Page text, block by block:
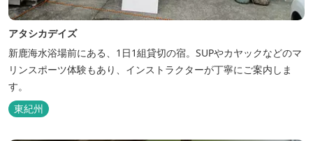
アタシカデイズ
新鹿海水浴場前にある、1日1組貸切の宿。SUPやカヤックなどのマ
リンスポーツ体験もあり、インストラクターが丁寧にご案内しま
す。
東紀州